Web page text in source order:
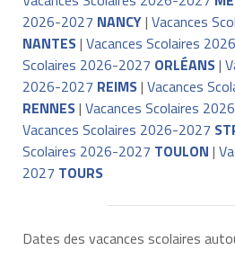
2026-2027 NANCY| Vacances
NANTES| Vacances Scolaires
Scolaires 2026-2027 ORLÉANS|
2026-2027 REIMS| Vacances
RENNES| Vacances Scolaires
Vacances Scolaires 2026-2027
Scolaires 2026-2027 TOULON |
2027 TOURS
Dates des vacances scolaires